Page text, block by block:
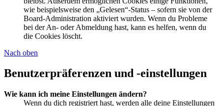
wie beispielsweise den „Gelesen“-Status – sofern sie von der
Board-Administration aktiviert wurden. Wenn du Probleme
bei der An- oder Abmeldung hast, kann es helfen, wenn du
die Cookies löscht.
Nach oben
Benutzerpräferenzen und -einstellungen
Wie kann ich meine Einstellungen ändern?
Wenn du dich registriert hast, werden alle deine Einstellungen